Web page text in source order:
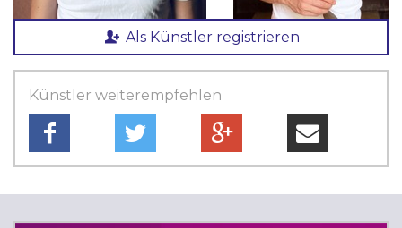
Als Künstler registrieren
Künstler weiterempfehlen